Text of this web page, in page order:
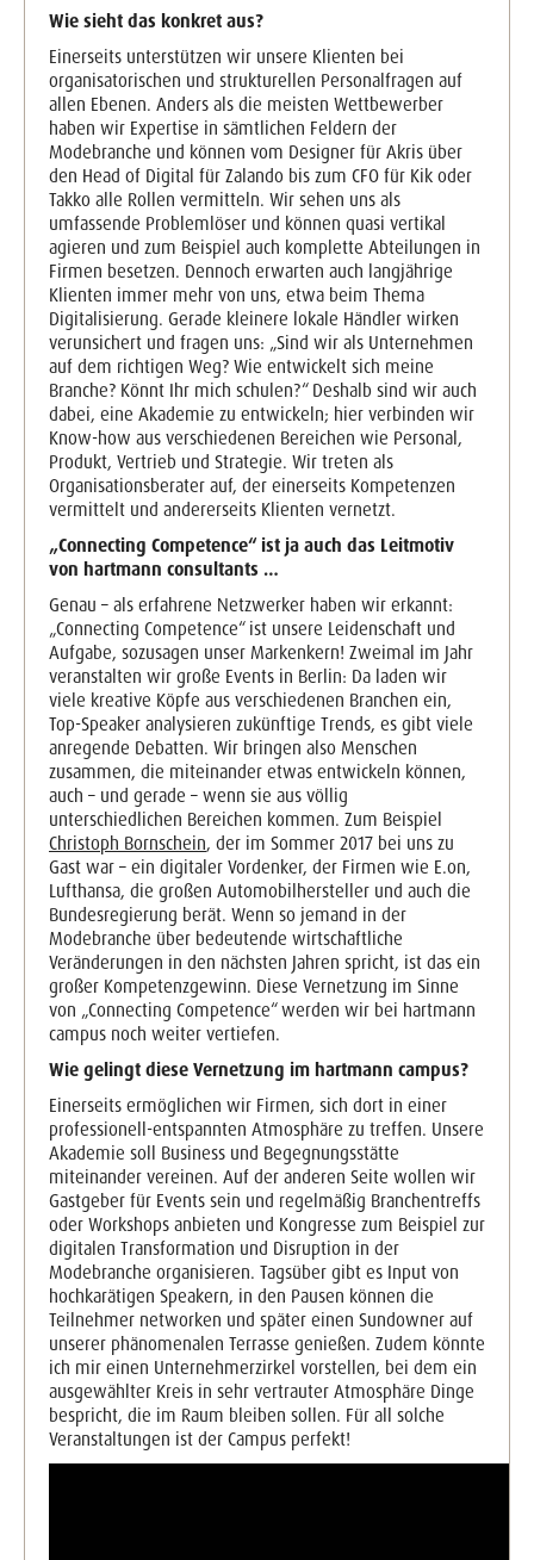
Wie sieht das konkret aus?
Einerseits unterstützen wir unsere Klienten bei
organisatorischen und strukturellen Personalfragen auf
allen Ebenen. Anders als die meisten Wettbewerber
haben wir Expertise in sämtlichen Feldern der
Modebranche und können vom Designer für Akris über
den Head of Digital für Zalando bis zum CFO für Kik oder
Takko alle Rollen vermitteln. Wir sehen uns als
umfassende Problemlöser und können quasi vertikal
agieren und zum Beispiel auch komplette Abteilungen in
Firmen besetzen. Dennoch erwarten auch langjährige
Klienten immer mehr von uns, etwa beim Thema
Digitalisierung. Gerade kleinere lokale Händler wirken
verunsichert und fragen uns: „Sind wir als Unternehmen
auf dem richtigen Weg? Wie entwickelt sich meine
Branche? Könnt Ihr mich schulen?“ Deshalb sind wir auch
dabei, eine Akademie zu entwickeln; hier verbinden wir
Know-how aus verschiedenen Bereichen wie Personal,
Produkt, Vertrieb und Strategie. Wir treten als
Organisationsberater auf, der einerseits Kompetenzen
vermittelt und andererseits Klienten vernetzt.
„Connecting Competence“ ist ja auch das Leitmotiv
von hartmann consultants …
Genau – als erfahrene Netzwerker haben wir erkannt:
„Connecting Competence“ ist unsere Leidenschaft und
Aufgabe, sozusagen unser Markenkern! Zweimal im Jahr
veranstalten wir große Events in Berlin: Da laden wir
viele kreative Köpfe aus verschiedenen Branchen ein,
Top-Speaker analysieren zukünftige Trends, es gibt viele
anregende Debatten. Wir bringen also Menschen
zusammen, die miteinander etwas entwickeln können,
auch – und gerade – wenn sie aus völlig
unterschiedlichen Bereichen kommen. Zum Beispiel
Christoph Bornschein, der im Sommer 2017 bei uns zu
Gast war – ein digitaler Vordenker, der Firmen wie E.on,
Lufthansa, die großen Automobilhersteller und auch die
Bundesregierung berät. Wenn so jemand in der
Modebranche über bedeutende wirtschaftliche
Veränderungen in den nächsten Jahren spricht, ist das ein
großer Kompetenzgewinn. Diese Vernetzung im Sinne
von „Connecting Competence“ werden wir bei hartmann
campus noch weiter vertiefen.
Wie gelingt diese Vernetzung im hartmann campus?
Einerseits ermöglichen wir Firmen, sich dort in einer
professionell-entspannten Atmosphäre zu treffen. Unsere
Akademie soll Business und Begegnungsstätte
miteinander vereinen. Auf der anderen Seite wollen wir
Gastgeber für Events sein und regelmäßig Branchentreffs
oder Workshops anbieten und Kongresse zum Beispiel zur
digitalen Transformation und Disruption in der
Modebranche organisieren. Tagsüber gibt es Input von
hochkarätigen Speakern, in den Pausen können die
Teilnehmer networken und später einen Sundowner auf
unserer phänomenalen Terrasse genießen. Zudem könnte
ich mir einen Unternehmerzirkel vorstellen, bei dem ein
ausgewählter Kreis in sehr vertrauter Atmosphäre Dinge
bespricht, die im Raum bleiben sollen. Für all solche
Veranstaltungen ist der Campus perfekt!